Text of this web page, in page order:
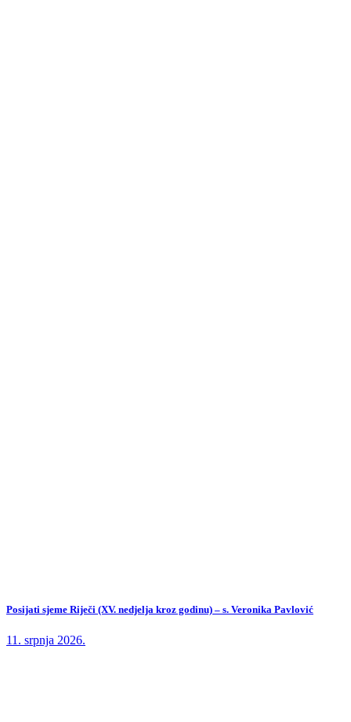
Posijati sjeme Riječi (XV. nedjelja kroz godinu) – s. Veronika Pavlović
11. srpnja 2026.